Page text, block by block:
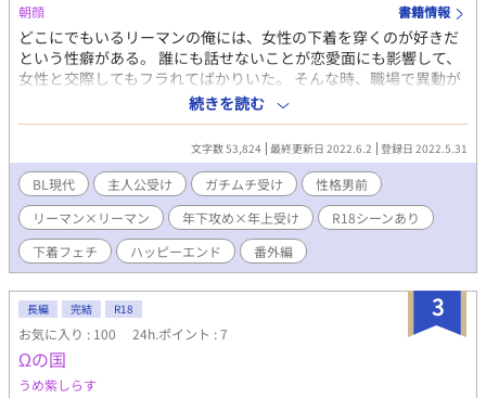
朝顔 書籍情報
どこにでもいるリーマンの俺には、女性の下着を穿くのが好きだ
という性癖がある。 誰にも話せないことが恋愛面にも影響して、
女性と交際してもフラれてばかりいた。 そんな時、職場で異動が
決まり、ランジェリーを扱う部署になってしまった。 社員のほと
んどが女性という環境だったが、一人だけランジェリー部の王子
様と呼ばれる男がいた。 チャラそうだし、キラキラした美形の王
子様と親しくなんてなれないと思っていたのに、飲み会帰りにホ
テルに泊まった日の翌朝、気がつくと二人で裸で寝ていた。 自分
が襲ってしまったのだと思い懺悔する俺に、王子はもっと仲良く
なりたいと言ってきて……。 □□□□ みんなのアイドルイケメン
チャラ王子×ガチムチだけど臆病な優しいクマさん 完結済み ラブ
コメディ、職業設定はユルいです。 本編後におまけのストーリー
続きを読む
文字数 53,824 最終更新日 2022.6.2 登録日 2022.5.31
BL現代 主人公受け ガチムチ受け
性格男前
リーマン×リーマン
年下攻め×年上受け
R18シーンあり
下着フェチ
ハッピーエンド 番外編
3
長編 完結 R18
お気に入り : 100 24h.ポイント : 7
Ωの国
うめ紫しらす